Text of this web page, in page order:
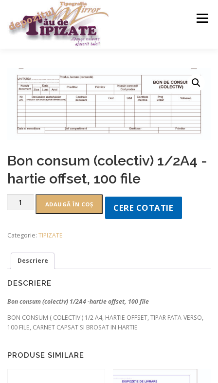
Meniu
ACASA
Bon consum (colectiv) 1/2A4 -
hartie offset, 100 file
ADAUGĂ ÎN COȘ CERE COTATIE
Categorie: TIPIZATE
Descriere
DESCRIERE
Bon consum (colectiv) 1/2A4 -hartie offset, 100 file
BON CONSUM ( COLECTIV ) 1/2 A4, HARTIE OFFSET, TIPAR FATA-VERSO,
100 FILE, CARNET CAPSAT SI BROSAT IN HARTIE
PRODUSE SIMILARE